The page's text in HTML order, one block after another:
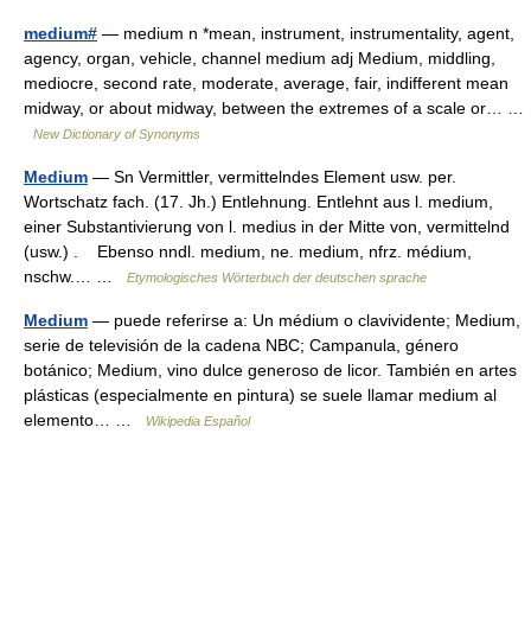
medium# — medium n *mean, instrument, instrumentality, agent,
agency, organ, vehicle, channel medium adj Medium, middling,
mediocre, second rate, moderate, average, fair, indifferent mean
midway, or about midway, between the extremes of a scale or… …
New Dictionary of Synonyms
Medium — Sn Vermittler, vermittelndes Element usw. per.
Wortschatz fach. (17. Jh.) Entlehnung. Entlehnt aus l. medium,
einer Substantivierung von l. medius in der Mitte von, vermittelnd
(usw.) . Ebenso nndl. medium, ne. medium, nfrz. médium,
nschw.… …
Etymologisches Wörterbuch der deutschen sprache
Medium — puede referirse a: Un médium o clavividente; Medium,
serie de televisión de la cadena NBC; Campanula, género
botánico; Medium, vino dulce generoso de licor. También en artes
plásticas (especialmente en pintura) se suele llamar medium al
elemento… …
Wikipedia Español